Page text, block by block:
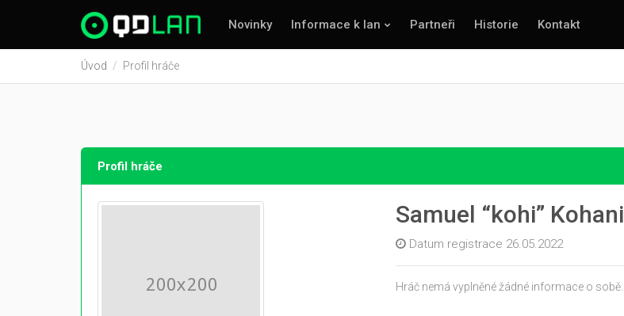
Novinky Informace k lan Partneři Historie Kontakt
Úvod Profil hráče
Profil hráče
Samuel “kohi” Kohani
Datum registrace 26.05.2022
Hráč nemá vyplněné žádné informace o sobě.